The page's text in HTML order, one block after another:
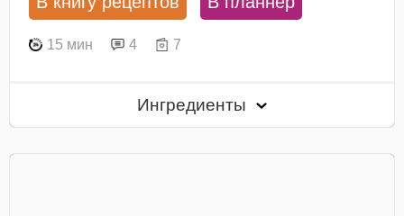
15 мин 4 7
Ингредиенты